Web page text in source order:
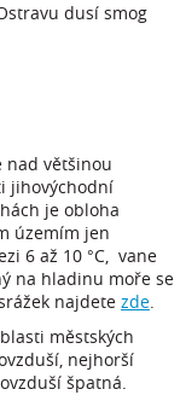
dusí smog
nad většinou
jihovýchodní
je obloha
územím jen
6 až 10 °C, vane
na hladinu moře se
najdete zde.
městských
nejhorší
špatná.